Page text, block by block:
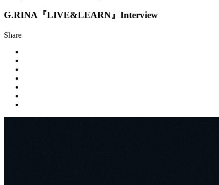
G.RINA『LIVE&LEARN』Interview
Share